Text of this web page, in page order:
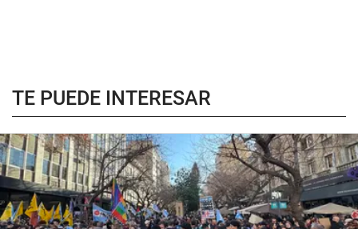
TE PUEDE INTERESAR